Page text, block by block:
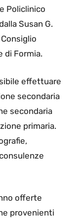
Policlinico
Susan G.
di Formia.
effettuare
secondaria
secondaria
primaria.
offerte
provenienti